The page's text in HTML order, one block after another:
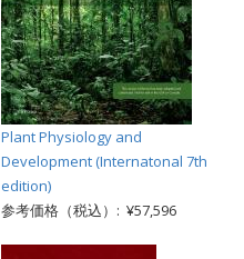
Plant Physiology and
Development (Internatonal 7th
edition)
参考価格（税込）: ¥57,596